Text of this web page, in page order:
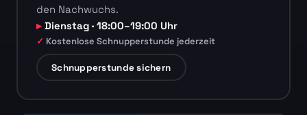
den Nachwuchs.
Dienstag · 18:00–19:00 Uhr
Kostenlose Schnupperstunde jederzeit
Schnupperstunde sichern